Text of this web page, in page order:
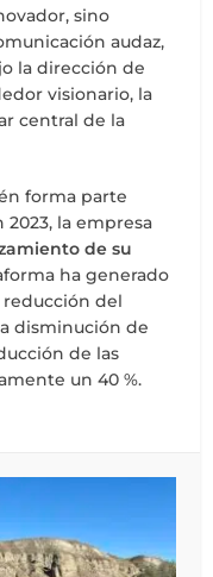
sino
audaz,
la dirección de
visionario, la
central de la
forma parte
la empresa
de su
ha generado
del
disminución de
de las
un 40 %.